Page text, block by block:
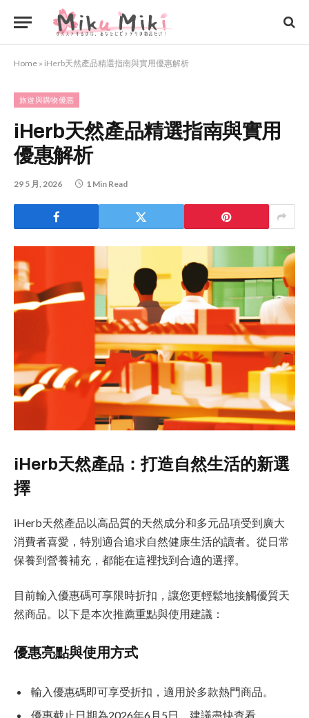
Home » iHerb天然產品精選指南與實用優惠解析
旅遊與購物優惠
iHerb天然產品精選指南與實用
優惠解析
29 5 月, 2026 1 Min Read
iHerb天然產品：打造自然生活的新選
擇
iHerb天然產品以高品質的天然成分和多元品項受到廣大
消費者喜愛，特別適合追求自然健康生活的讀者。從日常
保養到營養補充，都能在這裡找到合適的選擇。
目前輸入優惠碼可享限時折扣，讓您更輕鬆地接觸優質天
然商品。以下是本次推薦重點與使用建議：
優惠亮點與使用方式
輸入優惠碼即可享受折扣，適用於多款熱門商品。
優惠截止日期為2026年6月5日，建議盡快查看。